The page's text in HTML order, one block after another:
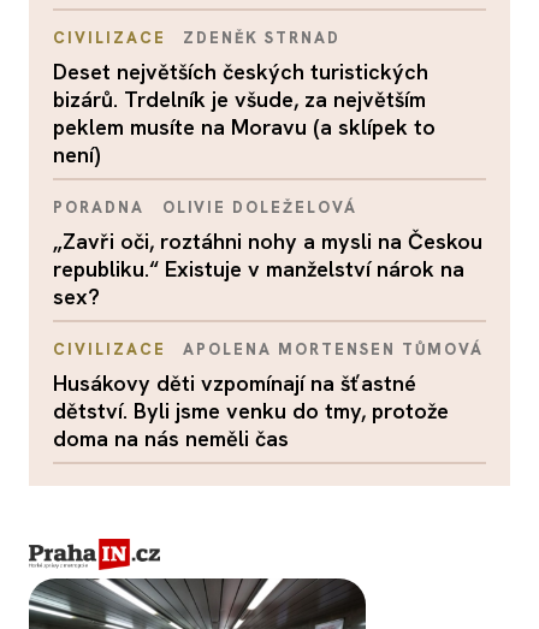
CIVILIZACE ZDENĚK STRNAD
Deset největších českých turistických
bizárů. Trdelník je všude, za největším
peklem musíte na Moravu (a sklípek to
není)
PORADNA OLIVIE DOLEŽELOVÁ
„Zavři oči, roztáhni nohy a mysli na Českou
republiku.“ Existuje v manželství nárok na
sex?
CIVILIZACE APOLENA MORTENSEN TŮMOVÁ
Husákovy děti vzpomínají na šťastné
dětství. Byli jsme venku do tmy, protože
doma na nás neměli čas